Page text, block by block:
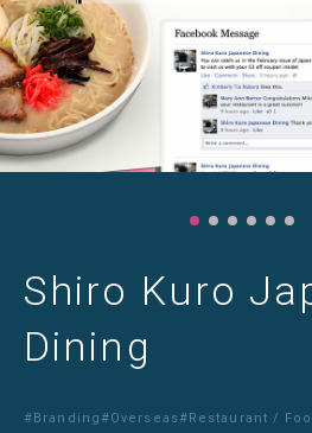
Shiro Kuro
Dining
#Branding #Overseas#Restaurant /